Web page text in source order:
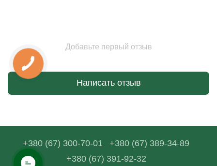
Добавьте первый отзыв
Написать отзыв
+380 (67) 300-70-01
+380 (67) 389-34-89
+380 (67) 391-92-32